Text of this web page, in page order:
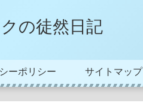
の徒然日記
ーポリシー サイトマップ